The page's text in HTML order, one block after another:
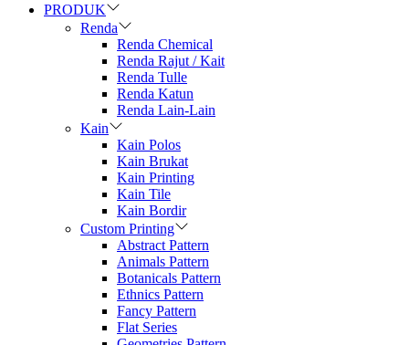
PRODUK
Renda
Renda Chemical
Renda Rajut / Kait
Renda Tulle
Renda Katun
Renda Lain-Lain
Kain
Kain Polos
Kain Brukat
Kain Printing
Kain Tile
Kain Bordir
Custom Printing
Abstract Pattern
Animals Pattern
Botanicals Pattern
Ethnics Pattern
Fancy Pattern
Flat Series